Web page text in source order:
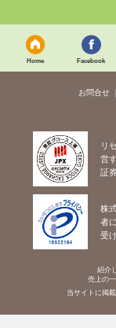
Home Facebook
お問合せ
リ
営
証
株
者
受
紹介
売上の
当サイトに掲